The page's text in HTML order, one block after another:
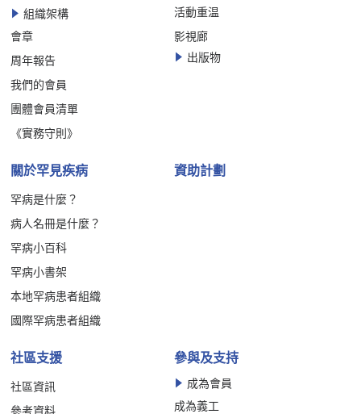
組織架構
會章
周年報告
我們的會員
團體會員清單
《實務守則》
活動重温
影視廊
出版物
關於罕見疾病
罕病是什麼？
病人名冊是什麼？
罕病小百科
罕病小書架
本地罕病患者組織
國際罕病患者組織
資助計劃
社區支援
社區資訊
參考資料
參與及支持
成為會員
成為義工